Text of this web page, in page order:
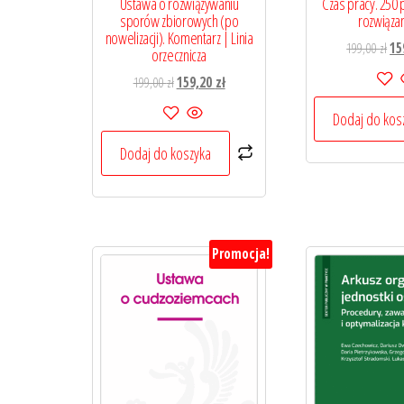
sporów zbiorowych (po
nowelizacji). Komentarz | Linia
orzecznicza
199,00złPierwotna
cena
wynosiła:
199,00 zł.
159,20 złAktualna
159,20 zł.
Dodaj do koszyka
199,00zł
Dodaj do
Promocja!